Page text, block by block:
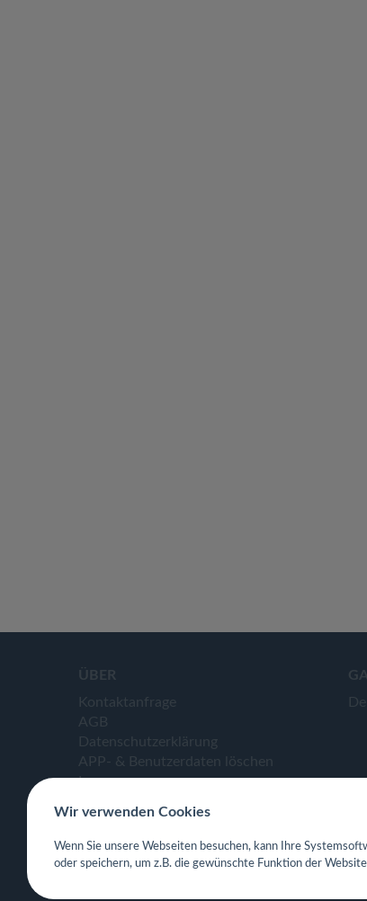
ÜBER
Kontaktanfrage
AGB
Datenschutzerklärung
APP- & Benutzerdaten löschen
Impressum
Wir verwenden Cookies
Wenn Sie unsere Webseiten besuchen, kann Ihre
oder speichern, um z.B. die gewünschte Funktion der